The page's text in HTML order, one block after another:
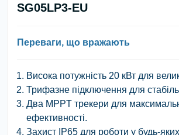
SG05LP3-EU
Переваги, що вражають
Висока потужність 20 кВт для
Трифазне підключення для
Два MPPT трекери для
ефективності.
Захист IP65 для роботи у будь-